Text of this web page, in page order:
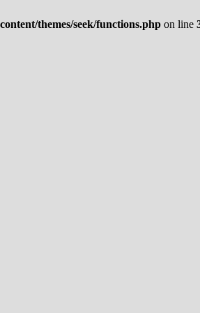
themes/seek/functions.php on line